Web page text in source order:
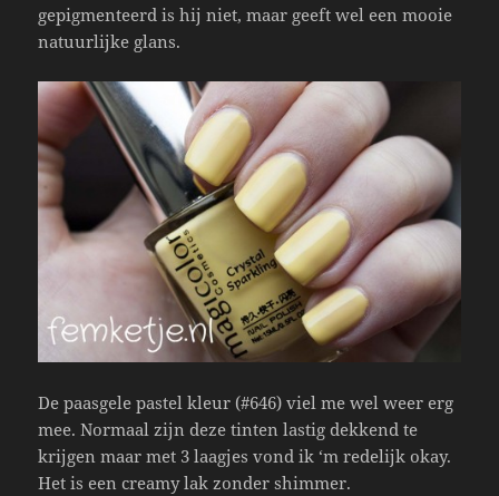
gepigmenteerd is hij niet, maar geeft wel een mooie
natuurlijke glans.
De paasgele pastel kleur (#646) viel me wel weer erg
mee. Normaal zijn deze tinten lastig dekkend te
krijgen maar met 3 laagjes vond ik ‘m redelijk okay.
Het is een creamy lak zonder shimmer.